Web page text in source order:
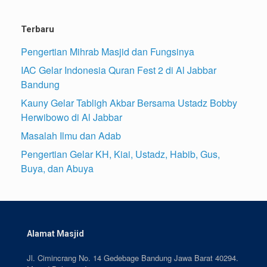
Terbaru
Pengertian Mihrab Masjid dan Fungsinya
IAC Gelar Indonesia Quran Fest 2 di Al Jabbar
Bandung
Kauny Gelar Tabligh Akbar Bersama Ustadz Bobby
Herwibowo di Al Jabbar
Masalah Ilmu dan Adab
Pengertian Gelar KH, Kiai, Ustadz, Habib, Gus,
Buya, dan Abuya
Alamat Masjid
Jl. Cimincrang No. 14 Gedebage Bandung Jawa Barat 40294.